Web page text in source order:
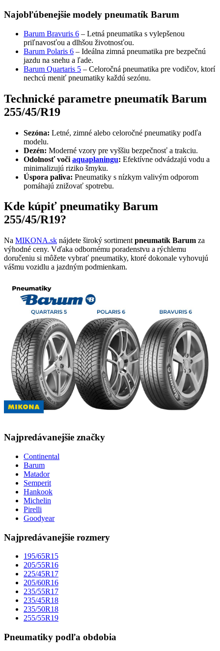
Najobľúbenejšie modely pneumatík Barum
Barum Bravuris 6 – Letná pneumatika s vylepšenou
priľnavosťou a dlhšou životnosťou.
Barum Polaris 6 – Ideálna zimná pneumatika pre bezpečnú
jazdu na snehu a ľade.
Barum Quartaris 5 – Celoročná pneumatika pre vodičov, ktorí
nechcú meniť pneumatiky každú sezónu.
Technické parametre pneumatík Barum
255/45/R19
Sezóna: Letné, zimné alebo celoročné pneumatiky podľa
modelu.
Dezén: Moderné vzory pre vyššiu bezpečnosť a trakciu.
Odolnosť voči aquaplaningu: Efektívne odvádzajú vodu a
minimalizujú riziko šmyku.
Úspora paliva: Pneumatiky s nízkym valivým odporom
pomáhajú znižovať spotrebu.
Kde kúpiť pneumatiky Barum
255/45/R19?
Na MIKONA.sk nájdete široký sortiment pneumatík Barum za
výhodné ceny. Vďaka odbornému poradenstvu a rýchlemu
doručeniu si môžete vybrať pneumatiky, ktoré dokonale vyhovujú
vášmu vozidlu a jazdným podmienkam.
Najpredávanejšie značky
Continental
Barum
Matador
Semperit
Hankook
Michelin
Pirelli
Goodyear
Najpredávanejšie rozmery
195/65R15
205/55R16
225/45R17
205/60R16
235/55R17
235/45R18
235/50R18
255/55R19
Pneumatiky podľa obdobia